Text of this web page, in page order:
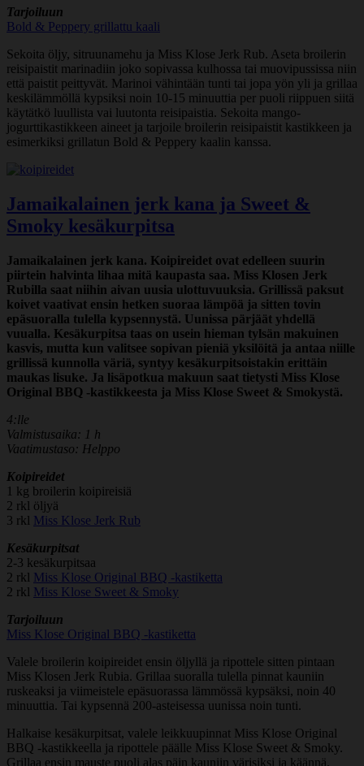
Tarjoiluun
Bold & Peppery grillattu kaali
Sekoita öljy, sitruunamehu ja Miss Klose Jerk Rub. Aseta broilerin
reisipaistit marinadiin joko sopivassa kulhossa tai muovipussissa niin
että paistit peittyvät. Marinoi vähintään tunti tai jopa yön yli ja grillaa
keskilämmöllä kypsiksi noin 10-15 minuuttia per puoli riippuen siitä
käytätkö luullista vai luutonta reisipaistia. Sekoita mango-
jogurttikastikkeen aineet ja tarjoile broilerin reisipaistit kastikkeen ja
esimerkiksi grillatun Bold & Peppery kaalin kanssa.
Jamaikalainen jerk kana ja Sweet &
Smoky kesäkurpitsa
Jamaikalainen jerk kana. Koipireidet ovat edelleen suurin
piirtein halvinta lihaa mitä kaupasta saa. Miss Klosen Jerk
Rubilla saat niihin aivan uusia ulottuvuuksia. Grillissä paksut
koivet vaativat ensin hetken suoraa lämpöä ja sitten tovin
epäsuoralla tulella kypsennystä. Uunissa pärjäät yhdellä
vuualla. Kesäkurpitsa taas on usein hieman tylsän makuinen
kasvis, mutta kun valitsee sopivan pieniä yksilöitä ja antaa niille
grillissä kunnolla väriä, syntyy kesäkurpitsoistakin erittäin
maukas lisuke. Ja lisäpotkua makuun saat tietysti Miss Klose
Original BBQ -kastikkeesta ja Miss Klose Sweet & Smokystä.
4:lle
Valmistusaika: 1 h
Vaatimustaso: Helppo
Koipireidet
1 kg broilerin koipireisiä
2 rkl öljyä
3 rkl Miss Klose Jerk Rub
Kesäkurpitsat
2-3 kesäkurpitsaa
2 rkl Miss Klose Original BBQ -kastiketta
2 rkl Miss Klose Sweet & Smoky
Tarjoiluun
Miss Klose Original BBQ -kastiketta
Valele broilerin koipireidet ensin öljyllä ja ripottele sitten pintaan
Miss Klosen Jerk Rubia. Grillaa suoralla tulella pinnat kauniin
ruskeaksi ja viimeistele epäsuorassa lämmössä kypsäksi, noin 40
minuuttia. Tai kypsennä 200-asteisessa uunissa noin tunti.
Halkaise kesäkurpitsat, valele leikkuupinnat Miss Klose Original
BBQ -kastikkeella ja ripottele päälle Miss Klose Sweet & Smoky.
Grillaa ensin mauste puoli alas päin kauniin värisiksi ja käännä.